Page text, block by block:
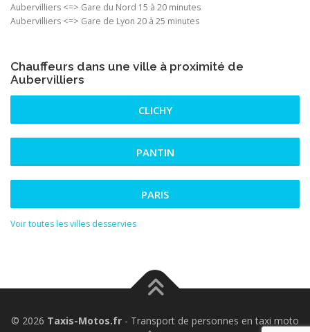
Aubervilliers <=> Gare du Nord 15 à 20 minutes
Aubervilliers <=> Gare de Lyon 20 à 25 minutes
Chauffeurs dans une ville à proximité de
Aubervilliers
CLICHY
PANTIN
PARIS
Voir toutes les villes desservies
© 2026 Taxis-Motos.fr - Transport de personnes en taxi moto